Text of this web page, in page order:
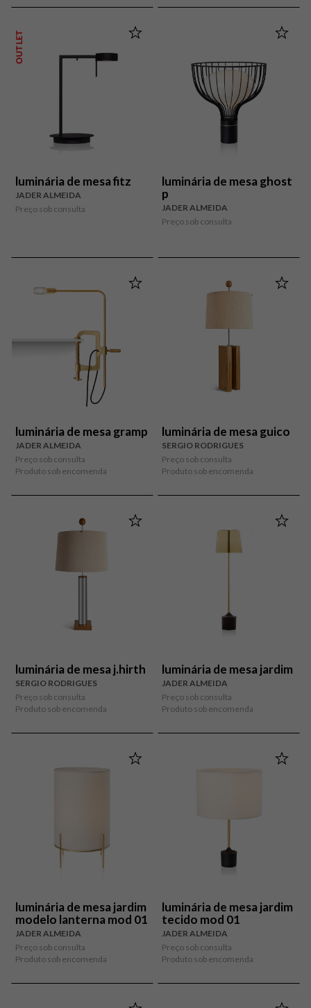
OUTLET
luminária de mesa fitz
JADER ALMEIDA
Preço sob consulta
luminária de mesa ghost
p
JADER ALMEIDA
Preço sob consulta
luminária de mesa gramp
JADER ALMEIDA
Preço sob consulta
Produto sob encomenda
luminária de mesa guico
SERGIO RODRIGUES
Preço sob consulta
Produto sob encomenda
luminária de mesa j.hirth
SERGIO RODRIGUES
Preço sob consulta
Produto sob encomenda
luminária de mesa jardim
JADER ALMEIDA
Preço sob consulta
Produto sob encomenda
luminária de mesa jardim
modelo lanterna mod 01
JADER ALMEIDA
Preço sob consulta
Produto sob encomenda
luminária de mesa jardim
tecido mod 01
JADER ALMEIDA
Preço sob consulta
Produto sob encomenda